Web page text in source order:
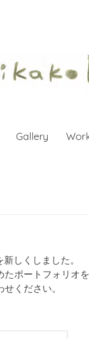
Gallery
しくしました。
ポートフォリオ
ください。